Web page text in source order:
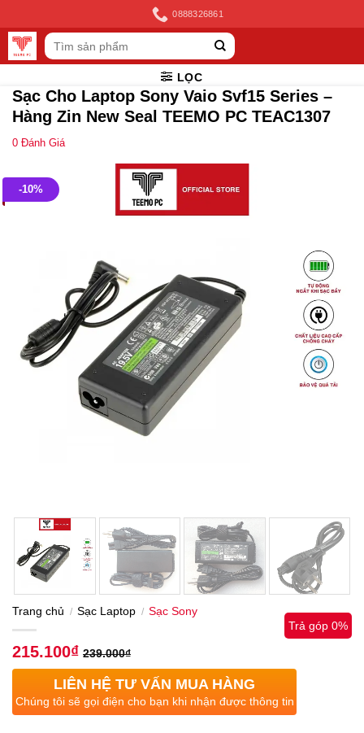
to
content
0888326861
Tìm
kiếm:
LỌC
Sạc Cho Laptop Sony Vaio Svf15 Series –
Hàng Zin New Seal TEEMO PC TEAC1307
0 Đánh Giá
-10%
Trang chủ / Sạc Laptop / Sạc Sony
215.100₫ 239.000₫
Trả góp 0%
LIÊN HỆ TƯ VẤN MUA HÀNG
Chúng tôi sẽ gọi điện cho bạn khi nhận được thông tin